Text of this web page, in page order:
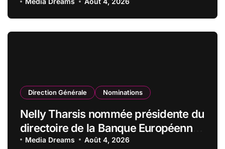
stratégiques
Direction Générale Nominations
Nelly Tharsis nommée présidente du
directoire de la Banque Européenne
du Crédit Mutuel
Media Dreams Août 4, 2026